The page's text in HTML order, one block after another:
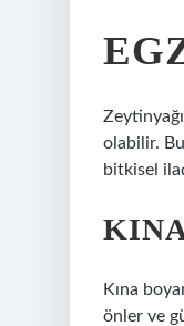
olabilir.
bitkisel
Kına
önler ve